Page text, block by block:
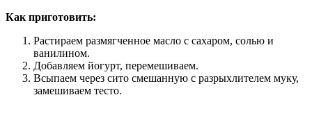
Как приготовить:
Растираем размягченное масло с сахаром, солью и
ванилином.
Добавляем йогурт, перемешиваем.
Всыпаем через сито смешанную с разрыхлителем муку,
замешиваем тесто.